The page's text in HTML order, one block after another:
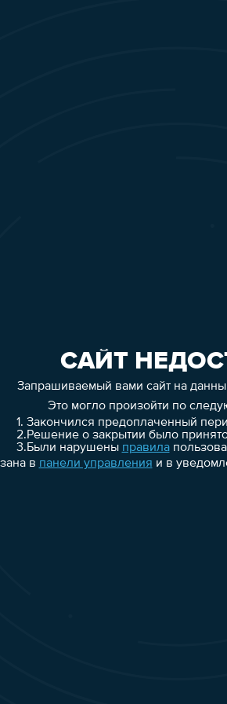
САЙТ
Запрашиваемый вами сайт на
Это могло произойти по
1. Закончился предоплаченный
2.Решение о закрытии было
3.Были нарушены правила
в панели управления и в